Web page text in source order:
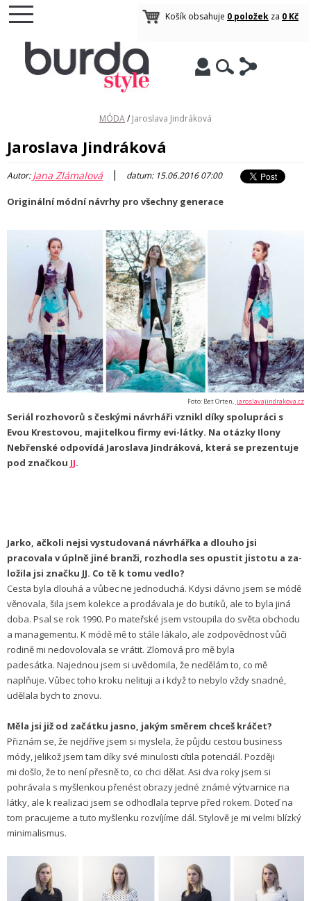
Košík obsahuje 0 položek za 0 Kč
MÓDA/ Jaroslava Jindráková
Jaroslava Jindráková
Autor:Jana Zlámalová | datum: 15.06.2016 07:00
Originální módní návrhy pro všechny generace
Foto: Bet Orten, jaroslavajindrakova.cz
Seriál rozhovorů s českými návrháři vznikl díky spolupráci s
Evou Krestovou, majitelkou firmy evi-látky. Na otázky Ilony
Nebřenské odpovídá Jaroslava Jindráková, která se prezentuje
pod značkou JJ.
Jarko, ačkoli nejsi vystudovaná návrhářka a dlouho jsi
pracovala v úplně jiné branži, rozhodla ses opustit jistotu a za-
ložila jsi značku JJ. Co tě k tomu vedlo?
Cesta byla dlouhá a vůbec ne jednoduchá. Kdysi dávno jsem se módě
věnovala, šila jsem kolekce a prodávala je do butiků, ale to byla jiná
doba. Psal se rok 1990. Po mateřské jsem vstoupila do světa obchodu
a managementu. K módě mě to stále lákalo, ale zodpovědnost vůči
rodině mi nedovolovala se vrátit. Zlomová pro mě byla
padesátka. Najednou jsem si uvědomila, že nedělám to, co mě
naplňuje. Vůbec toho kroku nelituji a i když to nebylo vždy snadné,
udělala bych to znovu.
Měla jsi již od začátku jasno, jakým směrem chceš kráčet?
Přiznám se, že nejdříve jsem si myslela, že půjdu cestou business
módy, jelikož jsem tam díky své minulosti cítila potenciál. Později
mi došlo, že to není přesně to, co chci dělat. Asi dva roky jsem si
pohrávala s myšlenkou přenést obrazy jedné známé výtvarnice na
látky, ale k realizaci jsem se odhodlala teprve před rokem. Doteď na
tom pracujeme a tuto myšlenku rozvíjíme dál. Stylově je mi velmi blízký
minimalismus.